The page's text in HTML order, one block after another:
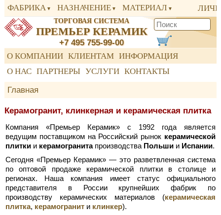
ФАБРИКА НАЗНАЧЕНИЕ МАТЕРИАЛ
ТОРГОВАЯ СИСТЕМА
ПРЕМЬЕР КЕРАМИК
+7 495 755-99-00
О КОМПАНИИ КЛИЕНТАМ ИНФОРМАЦИЯ
О НАС ПАРТНЕРЫ УСЛУГИ КОНТАКТЫ
Главная
Керамогранит, клинкерная и керамическая плитка
Компания «Премьер Керамик» с 1992 года является
ведущим поставщиком на Российский рынок керамической
плиткии керамогранита производства Польшии Испании.
Сегодня «Премьер Керамик» — это разветвленная система
по оптовой продаже керамической плитки в столице и
регионах. Наша компания имеет статус официального
представителя в России крупнейших фабрик по
производству керамических материалов (керамическая
плитка, керамогранити клинкер).